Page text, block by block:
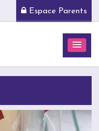
Espace Parents